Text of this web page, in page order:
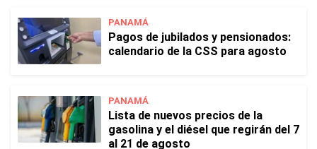
PANAMÁ
Pagos de jubilados y pensionados:
calendario de la CSS para agosto
PANAMÁ
Lista de nuevos precios de la
gasolina y el diésel que regirán del 7
al 21 de agosto